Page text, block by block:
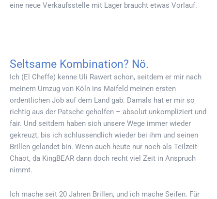
eine neue Verkaufsstelle mit Lager braucht etwas Vorlauf.
Seltsame Kombination? Nö.
Ich (El Cheffe) kenne Uli Rawert schon, seitdem er mir nach
meinem Umzug von Köln ins Maifeld meinen ersten
ordentlichen Job auf dem Land gab. Damals hat er mir so
richtig aus der Patsche geholfen – absolut unkompliziert und
fair. Und seitdem haben sich unsere Wege immer wieder
gekreuzt, bis ich schlussendlich wieder bei ihm und seinen
Brillen gelandet bin. Wenn auch heute nur noch als Teilzeit-
Chaot, da KingBEAR dann doch recht viel Zeit in Anspruch
nimmt.
Ich mache seit 20 Jahren Brillen, und ich mache Seifen. Für